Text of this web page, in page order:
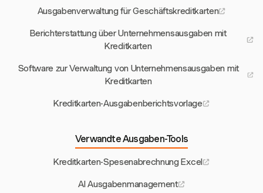
Ausgabenverwaltung für Geschäftskreditkarten
Berichterstattung über Unternehmensausgaben mit
Kreditkarten
Software zur Verwaltung von Unternehmensausgaben mit
Kreditkarten
Kreditkarten-Ausgabenberichtsvorlage
Verwandte Ausgaben-Tools
Kreditkarten-Spesenabrechnung Excel
AI Ausgabenmanagement